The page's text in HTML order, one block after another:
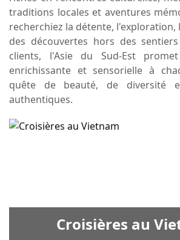
traditions locales et aventures
recherchiez la détente,
des découvertes hors des
clients, l'Asie du Sud-Est
enrichissante et sensorielle à
quête de beauté, de diversité
authentiques.
Croisières au